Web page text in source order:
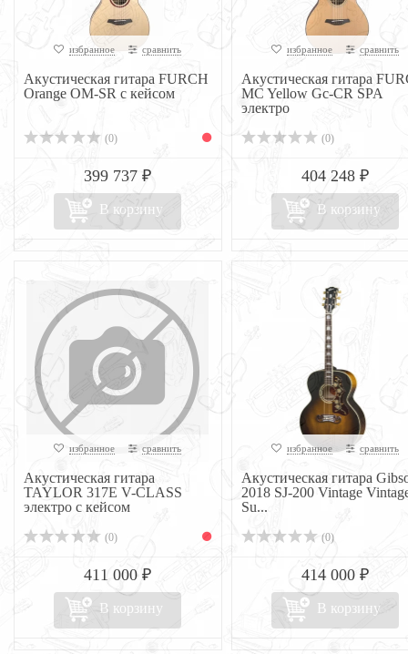
избранное сравнить
Акустическая гитара FURCH
Orange OM-SR с кейсом
(0)
399 737 ₽
В корзину
избранное сравнить
Акустическая гитара
MC Yellow Gc-CR SPA
электро
(0)
404 248 ₽
В корзину
избранное сравнить
Акустическая гитара
TAYLOR 317E V-CLASS
электро с кейсом
(0)
411 000 ₽
В корзину
избранное сравнить
Акустическая гитара
2018 SJ-200 Vintage
Su...
(0)
414 000 ₽
В корзину